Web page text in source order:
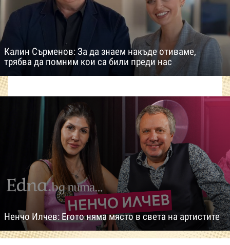
Калин Сърменов: За да знаем накъде отиваме,
трябва да помним кои са били преди нас
Ненчо Илчев: Егото няма място в света на артистите